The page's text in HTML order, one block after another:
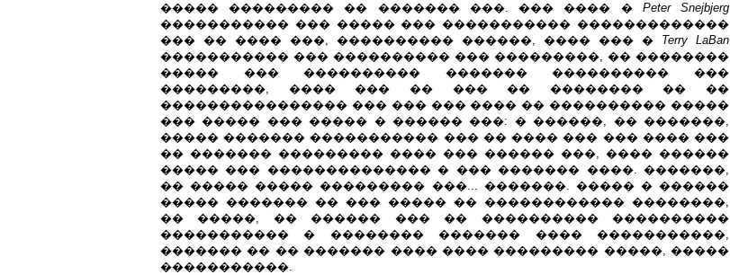
����� ��������� �� ������� ���. ��� ���� � Peter Snejbjerg
����������� ��� ����� ��� ����������� �������������
��� �� ���� ���, ���������� ������, ���� ��� � Terry LaBan
����������� ��� ���������� ��� ���������, �� ��������
����� ��� ���������� ������� ���������� ���
���������, ���� ��� �� ��� �� �������� �� ��
���������������� ��� ��� ��� ���� �� ���������� �����
��� ����� ��� ����� � ������ ���: � ������, �� �������,
����� ������� ����������� ��� �� ���� ��� ��� ���� ���
�� ������� ��������� ���� ��� ������ ���, ���� ������
����� ��� �������������� � ��� ������� ����. �������,
�� ����� ����� ��������� ���... �������. ����� � ������
����� ������� �� ��� ����� �� ������������ ��������,
�� �����, �� ������ ��� �� ���������� ����������
����������� � �������� ������� ���� �����������,
������� �� �� ������� ���� ���� ��������� �����, �����
�����������.